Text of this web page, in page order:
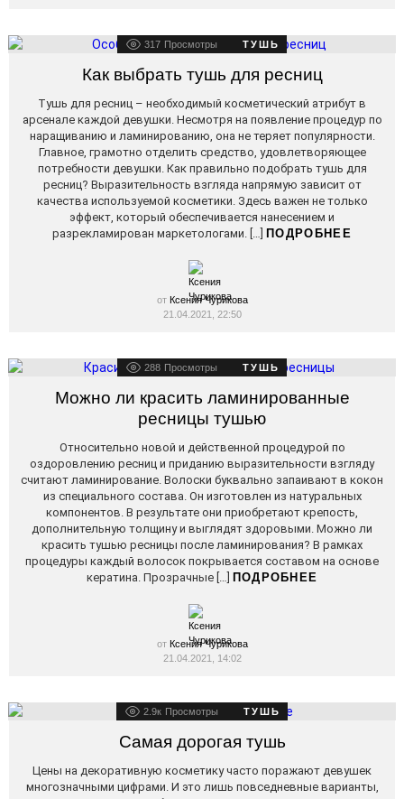
317 Просмотры ТУШЬ
Как выбрать тушь для ресниц
Тушь для ресниц – необходимый косметический атрибут в
арсенале каждой девушки. Несмотря на появление процедур по
наращиванию и ламинированию, она не теряет популярности.
Главное, грамотно отделить средство, удовлетворяющее
потребности девушки. Как правильно подобрать тушь для
ресниц? Выразительность взгляда напрямую зависит от
качества используемой косметики. Здесь важен не только
эффект, который обеспечивается нанесением и
разрекламирован маркетологами. […] ПОДРОБНЕЕ
от Ксения Чурикова
21.04.2021, 22:50
288 Просмотры ТУШЬ
Можно ли красить ламинированные
ресницы тушью
Относительно новой и действенной процедурой по
оздоровлению ресниц и приданию выразительности взгляду
считают ламинирование. Волоски буквально запаивают в кокон
из специального состава. Он изготовлен из натуральных
компонентов. В результате они приобретают крепость,
дополнительную толщину и выглядят здоровыми. Можно ли
красить тушью ресницы после ламинирования? В рамках
процедуры каждый волосок покрывается составом на основе
кератина. Прозрачные […] ПОДРОБНЕЕ
от Ксения Чурикова
21.04.2021, 14:02
2.9к Просмотры ТУШЬ
Самая дорогая тушь
Цены на декоративную косметику часто поражают девушек
многозначными цифрами. И это лишь повседневные варианты,